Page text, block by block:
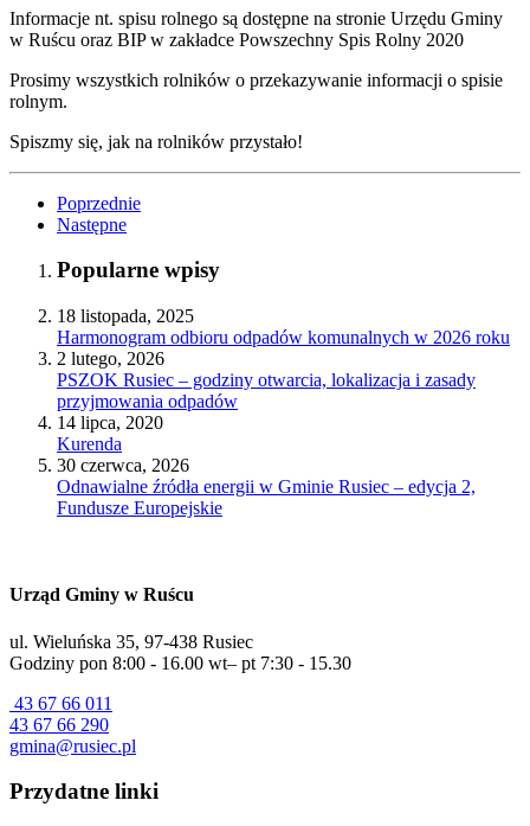
Informacje nt. spisu rolnego są dostępne na stronie Urzędu Gminy
w Ruścu oraz BIP w zakładce Powszechny Spis Rolny 2020
Prosimy wszystkich rolników o przekazywanie informacji o spisie
rolnym.
Spiszmy się, jak na rolników przystało!
Poprzednie
Następne
Popularne wpisy
18 listopada, 2025
Harmonogram odbioru odpadów komunalnych w 2026 roku
2 lutego, 2026
PSZOK Rusiec – godziny otwarcia, lokalizacja i zasady
przyjmowania odpadów
14 lipca, 2020
Kurenda
30 czerwca, 2026
Odnawialne źródła energii w Gminie Rusiec – edycja 2,
Fundusze Europejskie
Urząd Gminy w Ruścu
ul. Wieluńska 35, 97-438 Rusiec
Godziny pon 8:00 - 16.00 wt– pt 7:30 - 15.30
43 67 66 011
43 67 66 290
gmina@rusiec.pl
Przydatne linki